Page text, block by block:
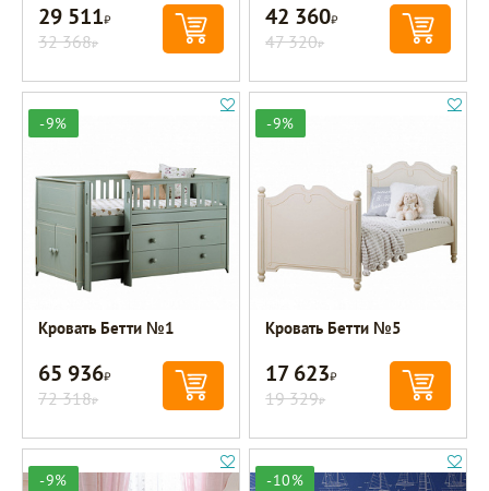
29 511Р
32 368Р
42 360Р
47 320Р
-9%
Кровать Бетти №1
65 936Р
72 318Р
-9%
Кровать Бетти №5
17 623Р
19 329Р
-9% -10%